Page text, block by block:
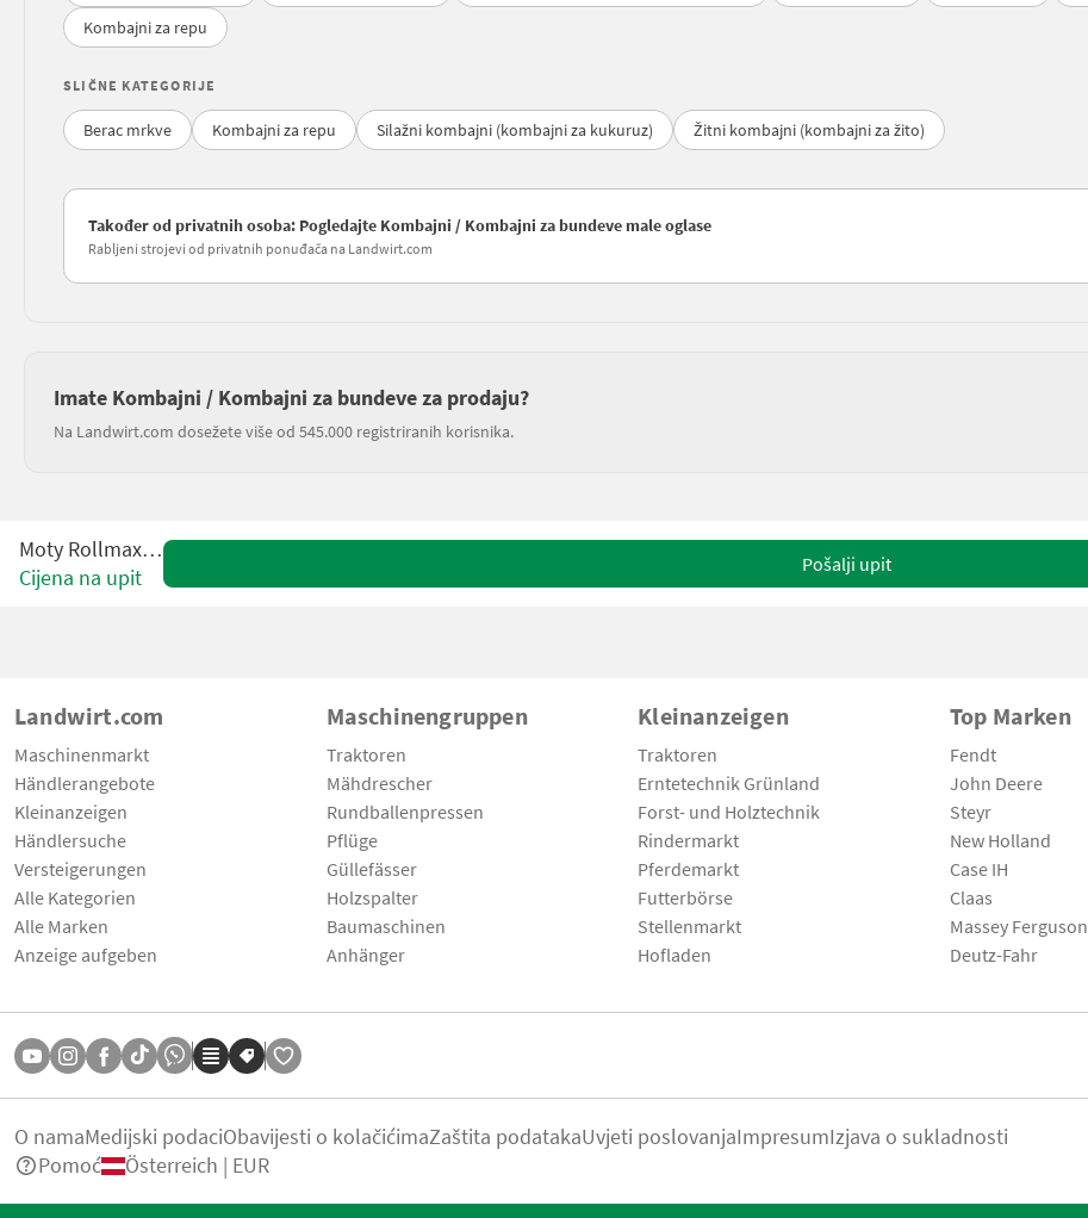
Kombajni za repu
SLIČNE KATEGORIJE
Berac mrkve Kombajni za repu Silažni kombajni (kombajni za kukuruz) Žitni kombajni (kombajni za žito)
Također od privatnih osoba: Pogledajte Kombajni / Kombajni za bundeve male oglase
Rabljeni strojevi od privatnih ponuđača na Landwirt.com
Imate Kombajni / Kombajni za bundeve za prodaju?
Na Landwirt.com dosežete više od 545.000 registriranih korisnika.
Moty Rollmax Eco
Cijena na upit
Pošalji upit
Landwirt.com
Maschinenmarkt
Händlerangebote
Kleinanzeigen
Händlersuche
Versteigerungen
Alle Kategorien
Alle Marken
Anzeige aufgeben
Maschinengruppen
Traktoren
Mähdrescher
Rundballenpressen
Pflüge
Güllefässer
Holzspalter
Baumaschinen
Anhänger
Kleinanzeigen
Traktoren
Erntetechnik Grünland
Forst- und Holztechnik
Rindermarkt
Pferdemarkt
Futterbörse
Stellenmarkt
Hofladen
Top Marken
Fendt
John Deere
Steyr
New Holland
Case IH
Claas
Massey Ferguson
Deutz-Fahr
O namaMedijski podaciObavijesti o kolačićimaZaštita podatakaUvjeti poslovanjaImpresumIzjava o sukladnosti
Pomoć
Österreich | EUR